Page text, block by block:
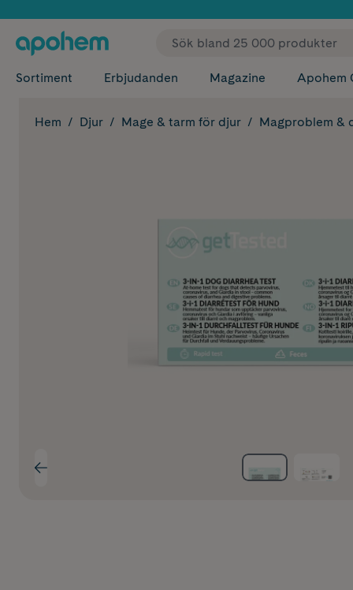
✓
Sortiment Erbjudanden Magazine Apohem
Hem Djur Mage & tarm för djur Magproblem &